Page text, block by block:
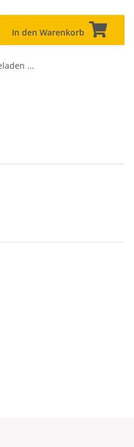
In den Warenkorb
...